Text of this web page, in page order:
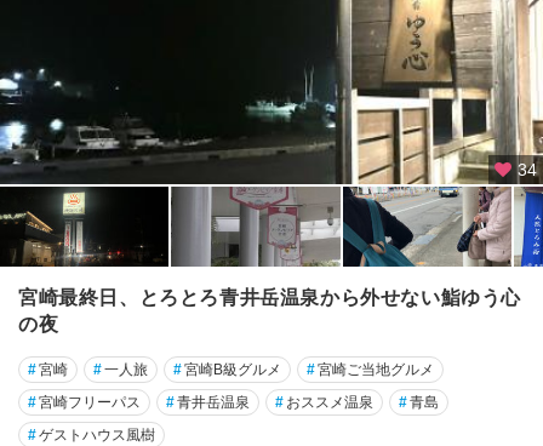
34
宮崎最終日、とろとろ青井岳温泉から外せない鮨ゆう心
の夜
#宮崎 #一人旅 #宮崎B級グルメ #宮崎ご当地グルメ
#宮崎フリーパス #青井岳温泉 # おススメ温泉 #青島
#ゲストハウス風樹